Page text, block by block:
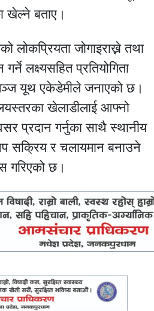
खेल्ने बताए।
लोकप्रियता जोगाइराख्ने तथा
लक्ष्यसहित प्रतियोगिता
यूथ एकेडेमीले जनाएको छ।
खेलाडीलाई आफ्नो
प्रदान गर्नुका साथै स्थानीय
सक्रिय र चलायमान बनाउने
गरिएको छ।